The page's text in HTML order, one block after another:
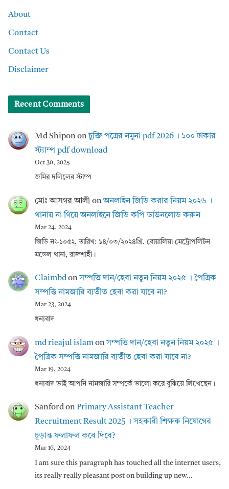
About
Contact
Contact Us
Disclaimer
Recent Comments
Md Shipononচুক্তি পত্রের নমুনা pdf 2026 । ১০০ টাকার
স্ট্যাম্প pdf download
Oct 30, 2025
জমির দলিলের স্টাম্প
মোঃ আসগর আলী onঅনলাইন জিডি করার নিয়ম ২০২৬ ।
থানায় না গিয়ে অনলাইনে জিডি কপি ডাউনলোড করুন
Mar 24, 2024
জিডি নং-১০৫২, তারিখ: ১৪/০৩/২০২৪খ্রি. বোয়ালিয়া মেট্রোপলিটন
মডেল থানা, রাজশাহী।
Claimbdonসম্পত্তি দান/হেবা নতুন নিয়ম ২০২৫ । পৈত্রিক
সম্পত্তি নামজারি ব্যতীত হেবা করা যাবে না?
Mar 23, 2024
ধন্যবাদ
md rieajul islamonসম্পত্তি দান/হেবা নতুন নিয়ম ২০২৫ ।
পৈত্রিক সম্পত্তি নামজারি ব্যতীত হেবা করা যাবে না?
Mar 19, 2024
ধন্যবাদ ভাই আপনি নামজারি সম্পর্কে ভালো করে বুঝিয়ে লিখেছেন।
SanfordonPrimary Assistant Teacher
Recruitment Result 2025 । সহকারী শিক্ষক নিয়োগের
চূড়ান্ত ফলাফল কবে দিবে?
Mar 16, 2024
I am sure this paragraph has touched all the internet users,
its really really pleasant post on building up new…